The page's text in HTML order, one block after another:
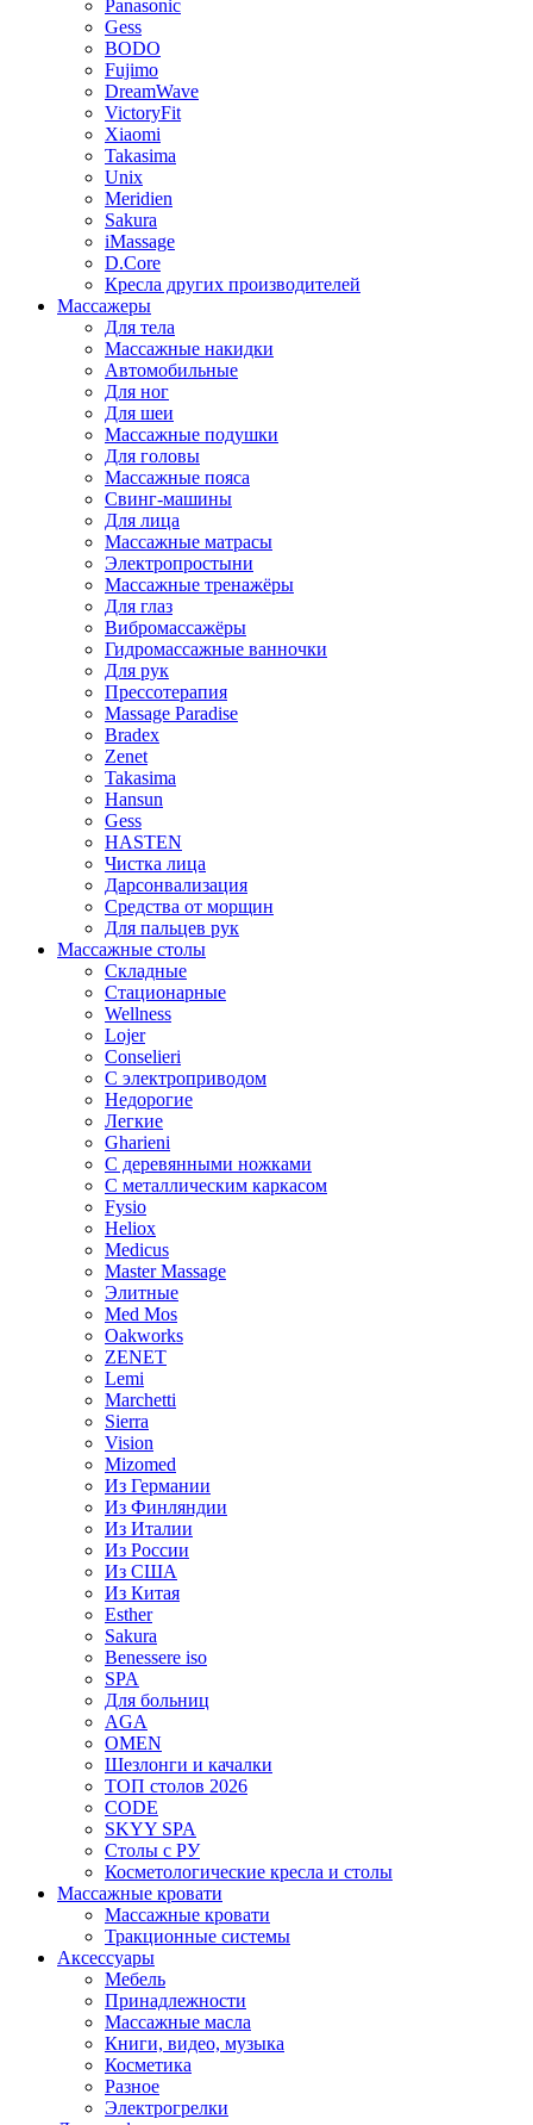
Panasonic
Gess
BODO
Fujimo
DreamWave
VictoryFit
Xiaomi
Takasima
Unix
Meridien
Sakura
iMassage
D.Core
Кресла других производителей
Массажеры
Для тела
Массажные накидки
Автомобильные
Для ног
Для шеи
Массажные подушки
Для головы
Массажные пояса
Свинг-машины
Для лица
Массажные матрасы
Электропростыни
Массажные тренажёры
Для глаз
Вибромассажёры
Гидромассажные ванночки
Для рук
Прессотерапия
Massage Paradise
Bradex
Zenet
Takasima
Hansun
Gess
HASTEN
Чистка лица
Дарсонвализация
Средства от морщин
Для пальцев рук
Массажные столы
Складные
Стационарные
Wellness
Lojer
Conselieri
С электроприводом
Недорогие
Легкие
Gharieni
С деревянными ножками
С металлическим каркасом
Fysio
Heliox
Medicus
Master Massage
Элитные
Med Mos
Oakworks
ZENET
Lemi
Marchetti
Sierra
Vision
Mizomed
Из Германии
Из Финляндии
Из Италии
Из России
Из США
Из Китая
Esther
Sakura
Benessere iso
SPA
Для больниц
AGA
OMEN
Шезлонги и качалки
ТОП столов 2026
CODE
SKYY SPA
Столы с РУ
Косметологические кресла и столы
Массажные кровати
Массажные кровати
Тракционные системы
Аксессуары
Мебель
Принадлежности
Массажные масла
Книги, видео, музыка
Косметика
Разное
Электрогрелки